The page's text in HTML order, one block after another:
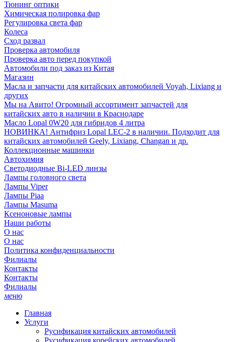
Тюнинг оптики
Химическая полировка фар
Регулировка света фар
Колеса
Сход развал
Проверка автомобиля
Проверка авто перед покупкой
Автомобили под заказ из Китая
Магазин
Масла и запчасти для китайских автомобилей Voyah, Lixiang и
других
Мы на Авито! Огромный ассортимент запчастей для
китайских авто в наличии в Краснодаре
Масло Lopal 0W20 для гибридов 4 литра
НОВИНКА! Антифриз Lopal LEC-2 в наличии. Подходит для
китайских автомобилей Geely, Lixiang, Changan и др.
Коллекционные машинки
Автохимия
Светодиодные Bi-LED линзы
Лампы головного света
Лампы Viper
Лампы Piaa
Лампы Masuma
Ксеноновые лампы
Наши работы
О нас
О нас
Политика конфиденциальности
Филиалы
Контакты
Контакты
Филиалы
меню
Главная
Услуги
Русификация китайских автомобилей
Русификация корейских автомобилей